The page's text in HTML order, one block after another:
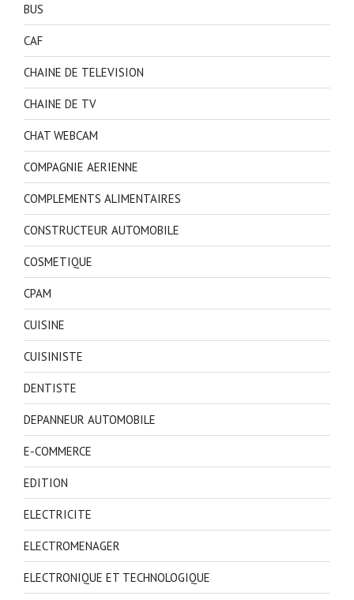
BUS
CAF
CHAINE DE TELEVISION
CHAINE DE TV
CHAT WEBCAM
COMPAGNIE AERIENNE
COMPLEMENTS ALIMENTAIRES
CONSTRUCTEUR AUTOMOBILE
COSMETIQUE
CPAM
CUISINE
CUISINISTE
DENTISTE
DEPANNEUR AUTOMOBILE
E-COMMERCE
EDITION
ELECTRICITE
ELECTROMENAGER
ELECTRONIQUE ET TECHNOLOGIQUE